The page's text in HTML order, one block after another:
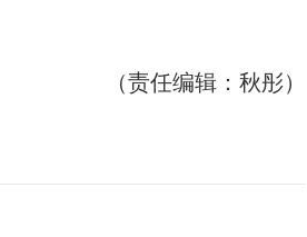
（责任编辑：秋彤）